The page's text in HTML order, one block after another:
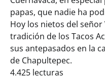
papas, que nadie ha
Hoy los nietos del
tradición de los Tacos
sus antepasados en la
de Chapultepec.
4.425 lecturas